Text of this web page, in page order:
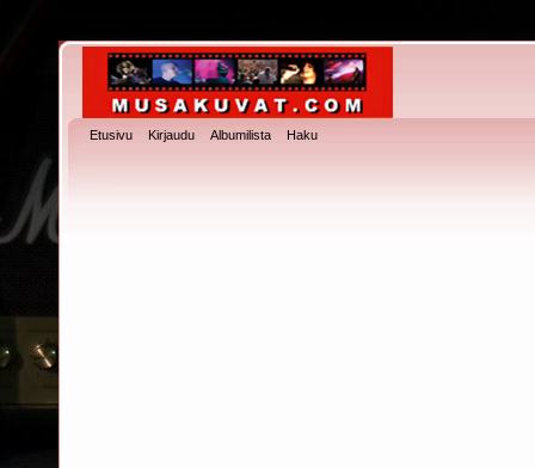
Etusivu Kirjaudu Albumilista Haku